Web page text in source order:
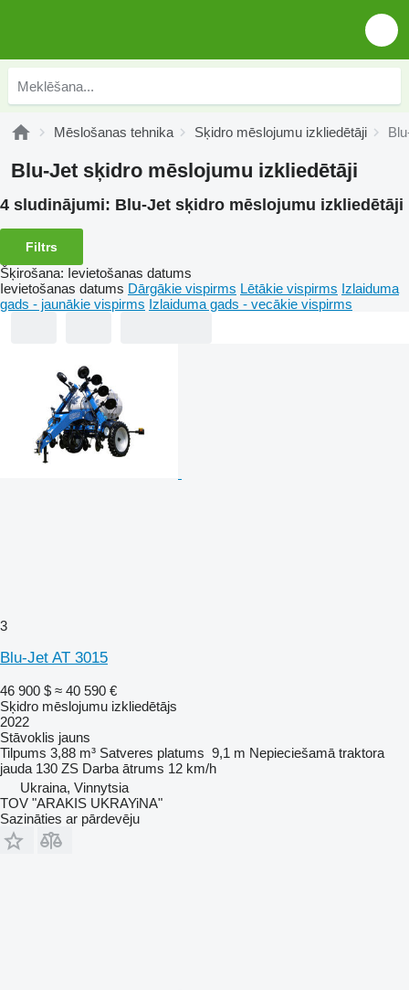
Mēslošanas tehnika Sķidro mēslojumu izkliedētāji
Blu-Jet sķidro mēslojumu izkliedētāji
4 sludinājumi: Blu-Jet sķidro mēslojumu izkliedētāji
Filtrs
Šķirošana: Ievietošanas datums
Ievietošanas datums Dārgākie vispirms Lētākie vispirms Izlaiduma
gads - jaunākie vispirms Izlaiduma gads - vecākie vispirms
3
Blu-Jet AT 3015
46 900 $ ≈ 40 590 €
Sķidro mēslojumu izkliedētājs
2022
Stāvoklis jauns
Tilpums 3,88 m³ Satveres platums 9,1 m Nepieciešamā traktora
jauda 130 ZS Darba ātrums 12 km/h
Ukraina, Vinnytsia
TOV "ARAKIS UKRAYiNA"
Sazināties ar pārdevēju